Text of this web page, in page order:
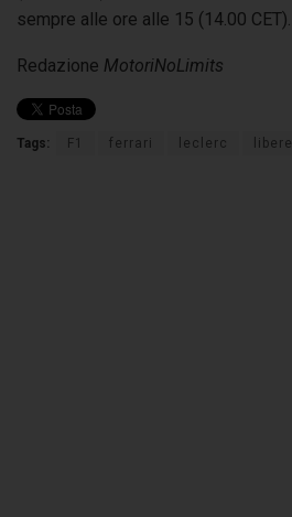
sempre alle ore alle 15 (14.00 CET).
Redazione MotoriNoLimits
Tags: F1 ferrari leclerc libere